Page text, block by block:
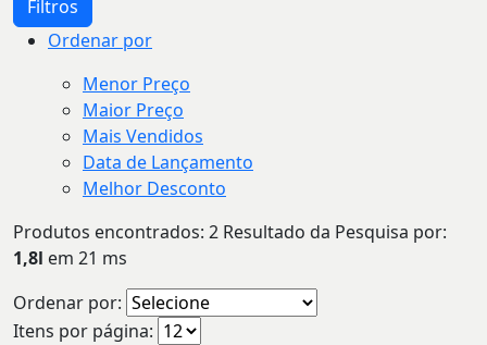
Filtros
Ordenar por
Menor Preço
Maior Preço
Mais Vendidos
Data de Lançamento
Melhor Desconto
Produtos encontrados: 2 Resultado da Pesquisa por:
1,8l em 21 ms
Ordenar por:
Itens por página: